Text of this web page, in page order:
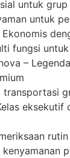
untuk
untuk
fungsi
–
transportasi
eksekutif